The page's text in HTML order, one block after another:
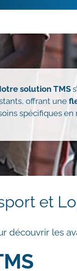
solution TMS
offrant une
spécifiques
et
découvrir les